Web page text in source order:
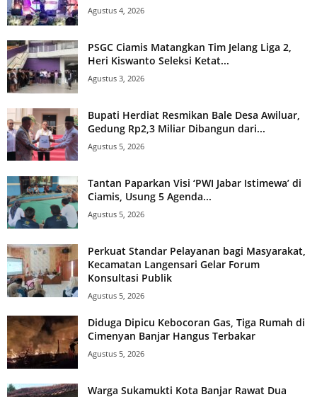
Agustus 4, 2026
PSGC Ciamis Matangkan Tim Jelang Liga 2,
Heri Kiswanto Seleksi Ketat...
Agustus 3, 2026
Bupati Herdiat Resmikan Bale Desa Awiluar,
Gedung Rp2,3 Miliar Dibangun dari...
Agustus 5, 2026
Tantan Paparkan Visi ‘PWI Jabar Istimewa’ di
Ciamis, Usung 5 Agenda...
Agustus 5, 2026
Perkuat Standar Pelayanan bagi Masyarakat,
Kecamatan Langensari Gelar Forum
Konsultasi Publik
Agustus 5, 2026
Diduga Dipicu Kebocoran Gas, Tiga Rumah di
Cimenyan Banjar Hangus Terbakar
Agustus 5, 2026
Warga Sukamukti Kota Banjar Rawat Dua